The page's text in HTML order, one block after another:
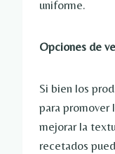
uniforme.
Opciones de
Si bien los
para promover
mejorar la
recetados